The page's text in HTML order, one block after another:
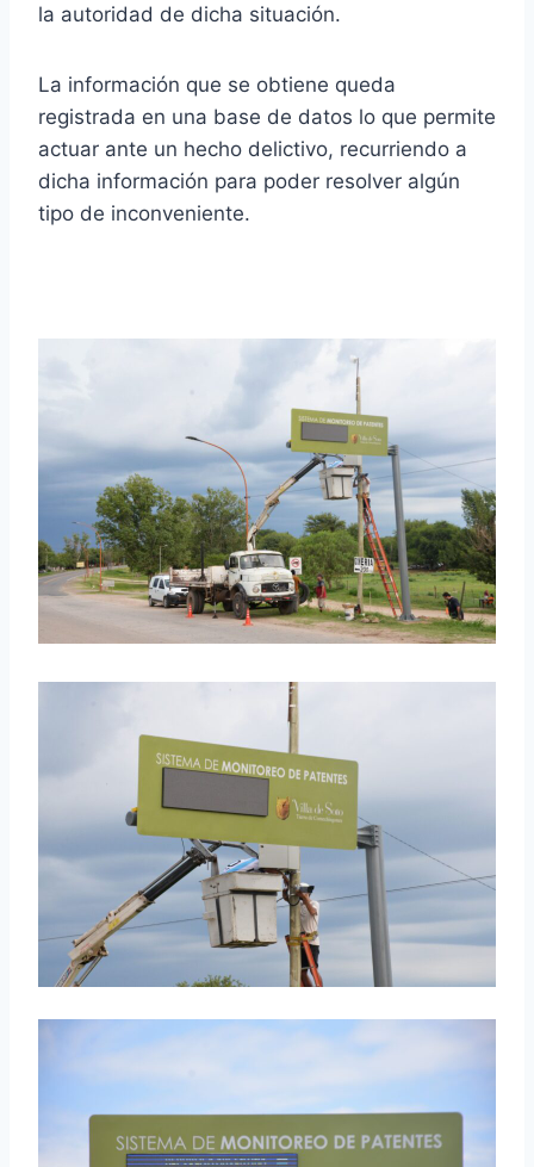
la autoridad de dicha situación.
La información que se obtiene queda
registrada en una base de datos lo que permite
actuar ante un hecho delictivo, recurriendo a
dicha información para poder resolver algún
tipo de inconveniente.